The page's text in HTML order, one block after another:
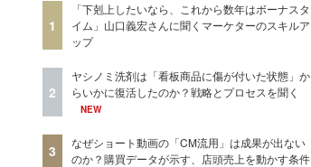
1
「下剋上したいなら、これから数年はボーナスタ
イム」山口義宏さんに聞くマーケターのスキルア
ップ
2
ヤシノミ洗剤は「看板商品に傷が付いた状態」か
らいかに復活したのか？戦略とプロセスを聞く
NEW
3
なぜショート動画の「CM流用」は成果が出ない
のか？購買データが示す、店頭売上を動かす条件